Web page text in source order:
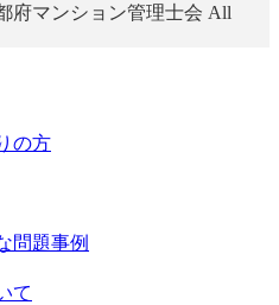
府マンション管理士会 All
の方
問題事例
て